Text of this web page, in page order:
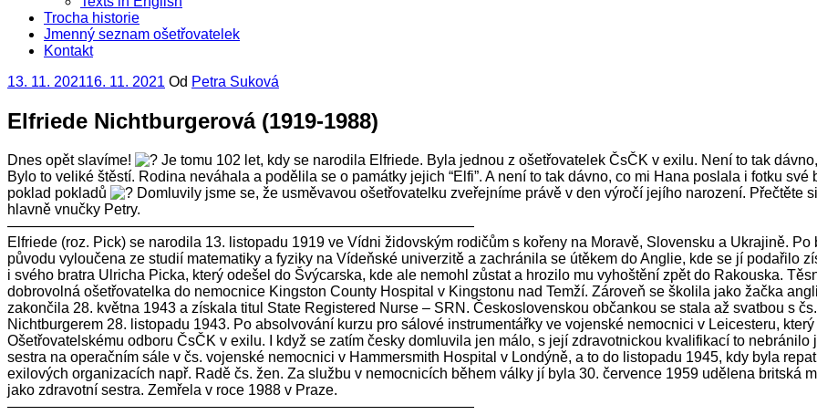
Trocha historie
Jmenný seznam ošetřovatelek
Kontakt
Publikováno
13. 11. 202116. 11. 2021 Od Petra Suková
Elfriede Nichtburgerová (1919-1988)
Dnes opět slavíme!
Je tomu 102 let, kdy se narodila Elfriede. Byla jednou z ošetřovatelek ČsČK v exilu. Není to tak
Bylo to veliké štěstí. Rodina neváhala a podělila se o památky jejich “Elfi”. A není to tak dávno, co mi Hana poslala i fotku
poklad pokladů
Domluvily jsme se, že usměvavou ošetřovatelku zveřejníme právě v den výročí jejího narození. Přečtěte
hlavně vnučky Petry.
————————————————————————————————
Elfriede (roz. Pick) se narodila 13. listopadu 1919 ve Vídni židovským rodičům s kořeny na Moravě, Slovensku a Ukrajině.
původu vyloučena ze studií matematiky a fyziky na Vídeňské univerzitě a zachránila se útěkem do Anglie, kde se jí podařilo
i svého bratra Ulricha Picka, který odešel do Švýcarska, kde ale nemohl zůstat a hrozilo mu vyhoštění zpět do Rakouska.
dobrovolná ošetřovatelka do nemocnice Kingston County Hospital v Kingstonu nad Temží. Zároveň se školila jako žačka
zakončila 28. května 1943 a získala titul State Registered Nurse – SRN. Československou občankou se stala až svatbou s
Nichtburgerem 28. listopadu 1943. Po absolvování kurzu pro sálové instrumentářky ve vojenské nemocnici v Leicesteru,
Ošetřovatelskému odboru ČsČK v exilu. I když se zatím česky domluvila jen málo, s její zdravotnickou kvalifikací to
sestra na operačním sále v čs. vojenské nemocnici v Hammersmith Hospital v Londýně, a to do listopadu 1945, kdy byla
exilových organizacích např. Radě čs. žen. Za službu v nemocnicích během války jí byla 30. července 1959 udělena britská
jako zdravotní sestra. Zemřela v roce 1988 v Praze.
————————————————————————————————